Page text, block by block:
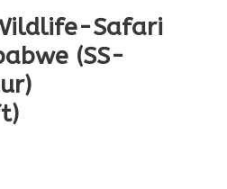
Safari
(SS-